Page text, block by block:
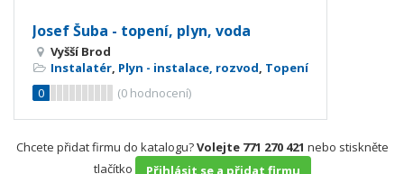
Josef Šuba - topení, plyn, voda
Vyšší Brod
Instalatér, Plyn - instalace, rozvod, Topení
0
(0 hodnocení)
Chcete přidat firmu do katalogu?Volejte 771 270 421 nebo stiskněte
tlačítko
Přihlásit se a přidat firmu